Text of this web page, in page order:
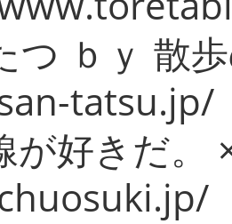
つ ｂｙ 散
tatsu.jp/
が好きだ。